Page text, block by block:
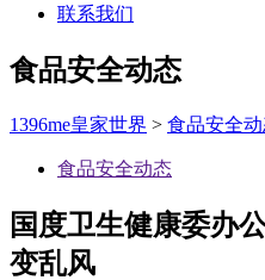
联系我们
食品安全动态
1396me皇家世界 > 食品安全
食品安全动态
国度卫生健康委办
变乱风